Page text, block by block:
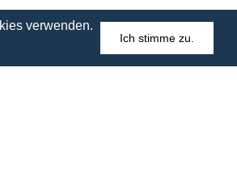
verwenden.
Ich stimme zu.